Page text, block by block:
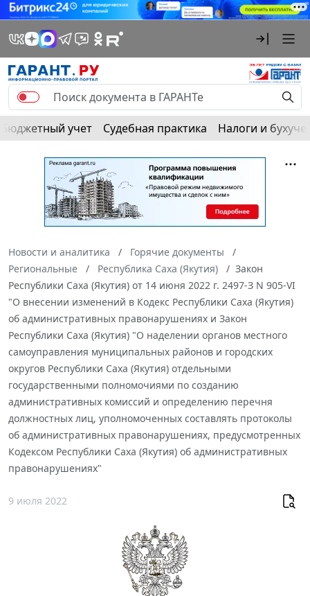
Бюджетный учет Судебная практика Налоги и
Новости и аналитика
Горячие документы
Региональные
Республика Саха (Якутия)
Закон
Республики Саха (Якутия) от 14 июня 2022 г. 2497-З N 905-VI
"О внесении изменений в Кодекс Республики Саха (Якутия)
об административных правонарушениях и Закон
Республики Саха (Якутия) "О наделении органов местного
самоуправления муниципальных районов и городских
округов Республики Саха (Якутия) отдельными
государственными полномочиями по созданию
административных комиссий и определению перечня
должностных лиц, уполномоченных составлять протоколы
об административных правонарушениях, предусмотренных
Кодексом Республики Саха (Якутия) об административных
правонарушениях"
9 июля 2022